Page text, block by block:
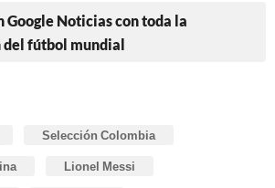
Google Noticias con toda la
fútbol mundial
Selección Colombia
Lionel Messi